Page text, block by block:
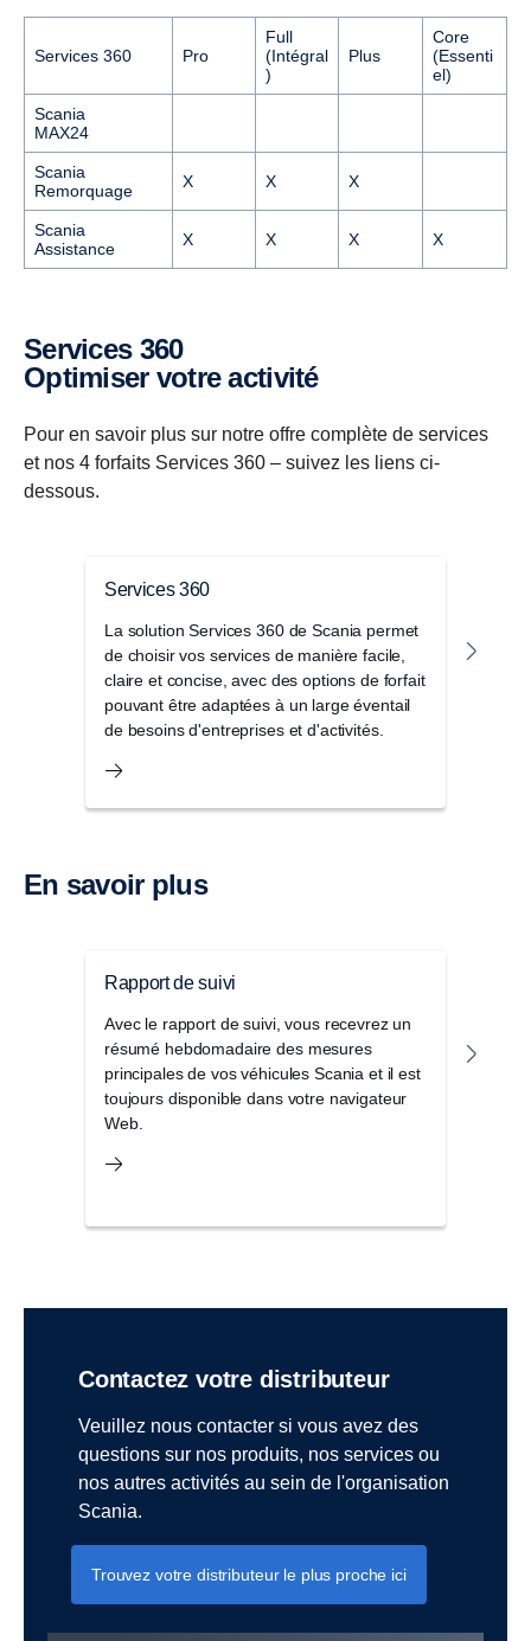
Services 360 Pro
Full
(Intégral
)
Plus
Core
(Essenti
el)
Scania
MAX24
Scania
Remorquage
X X X
Scania
Assistance
X X X X
Services 360
Optimiser votre activité
Pour en savoir plus sur notre offre complète de services
et nos 4 forfaits Services 360 – suivez les liens ci-
dessous.
Services 360
La solution Services 360 de Scania permet
de choisir vos services de manière facile,
claire et concise, avec des options de forfait
pouvant être adaptées à un large éventail
de besoins d'entreprises et d'activités.
En savoir plus
Rapport de suivi
Avec le rapport de suivi, vous recevrez un
résumé hebdomadaire des mesures
principales de vos véhicules Scania et il est
toujours disponible dans votre navigateur
Web.
Contactez votre distributeur
Veuillez nous contacter si vous avez des
questions sur nos produits, nos services ou
nos autres activités au sein de l'organisation
Scania.
Trouvez votre distributeur le plus proche ici